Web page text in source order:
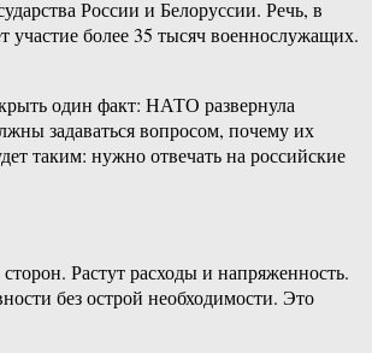
России и Белоруссии. Речь, в
более 35 тысяч военнослужащих.
один факт: НАТО развернула
задаваться вопросом, почему их
таким: нужно отвечать на российские
Растут расходы и напряженность.
без острой необходимости. Это